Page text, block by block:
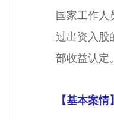
国家工作人
过出资入股
部收益认定。
【基本案情】